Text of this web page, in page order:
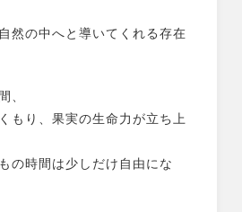
然の中へと導いてくれる存在
、
もり、果実の生命力が立ち上
の時間は少しだけ自由にな